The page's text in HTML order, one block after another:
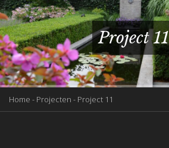
Project 11
Home - Projecten - Project 11